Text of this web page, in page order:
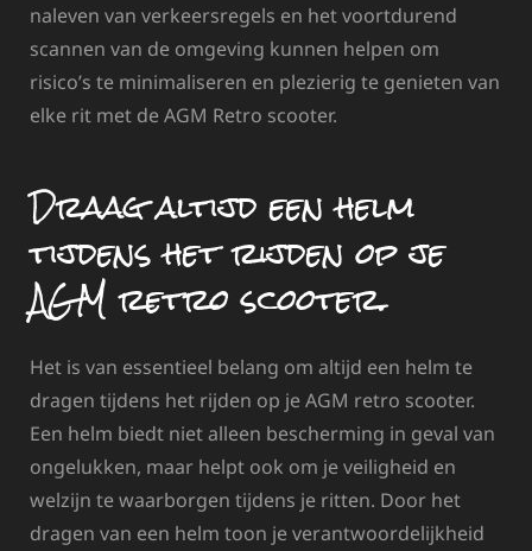
naleven van verkeersregels en het voortdurend
scannen van de omgeving kunnen helpen om
risico’s te minimaliseren en plezierig te genieten van
elke rit met de AGM Retro scooter.
Draag altijd een helm
tijdens het rijden op je
AGM retro scooter.
Het is van essentieel belang om altijd een helm te
dragen tijdens het rijden op je AGM retro scooter.
Een helm biedt niet alleen bescherming in geval van
ongelukken, maar helpt ook om je veiligheid en
welzijn te waarborgen tijdens je ritten. Door het
dragen van een helm toon je verantwoordelijkheid